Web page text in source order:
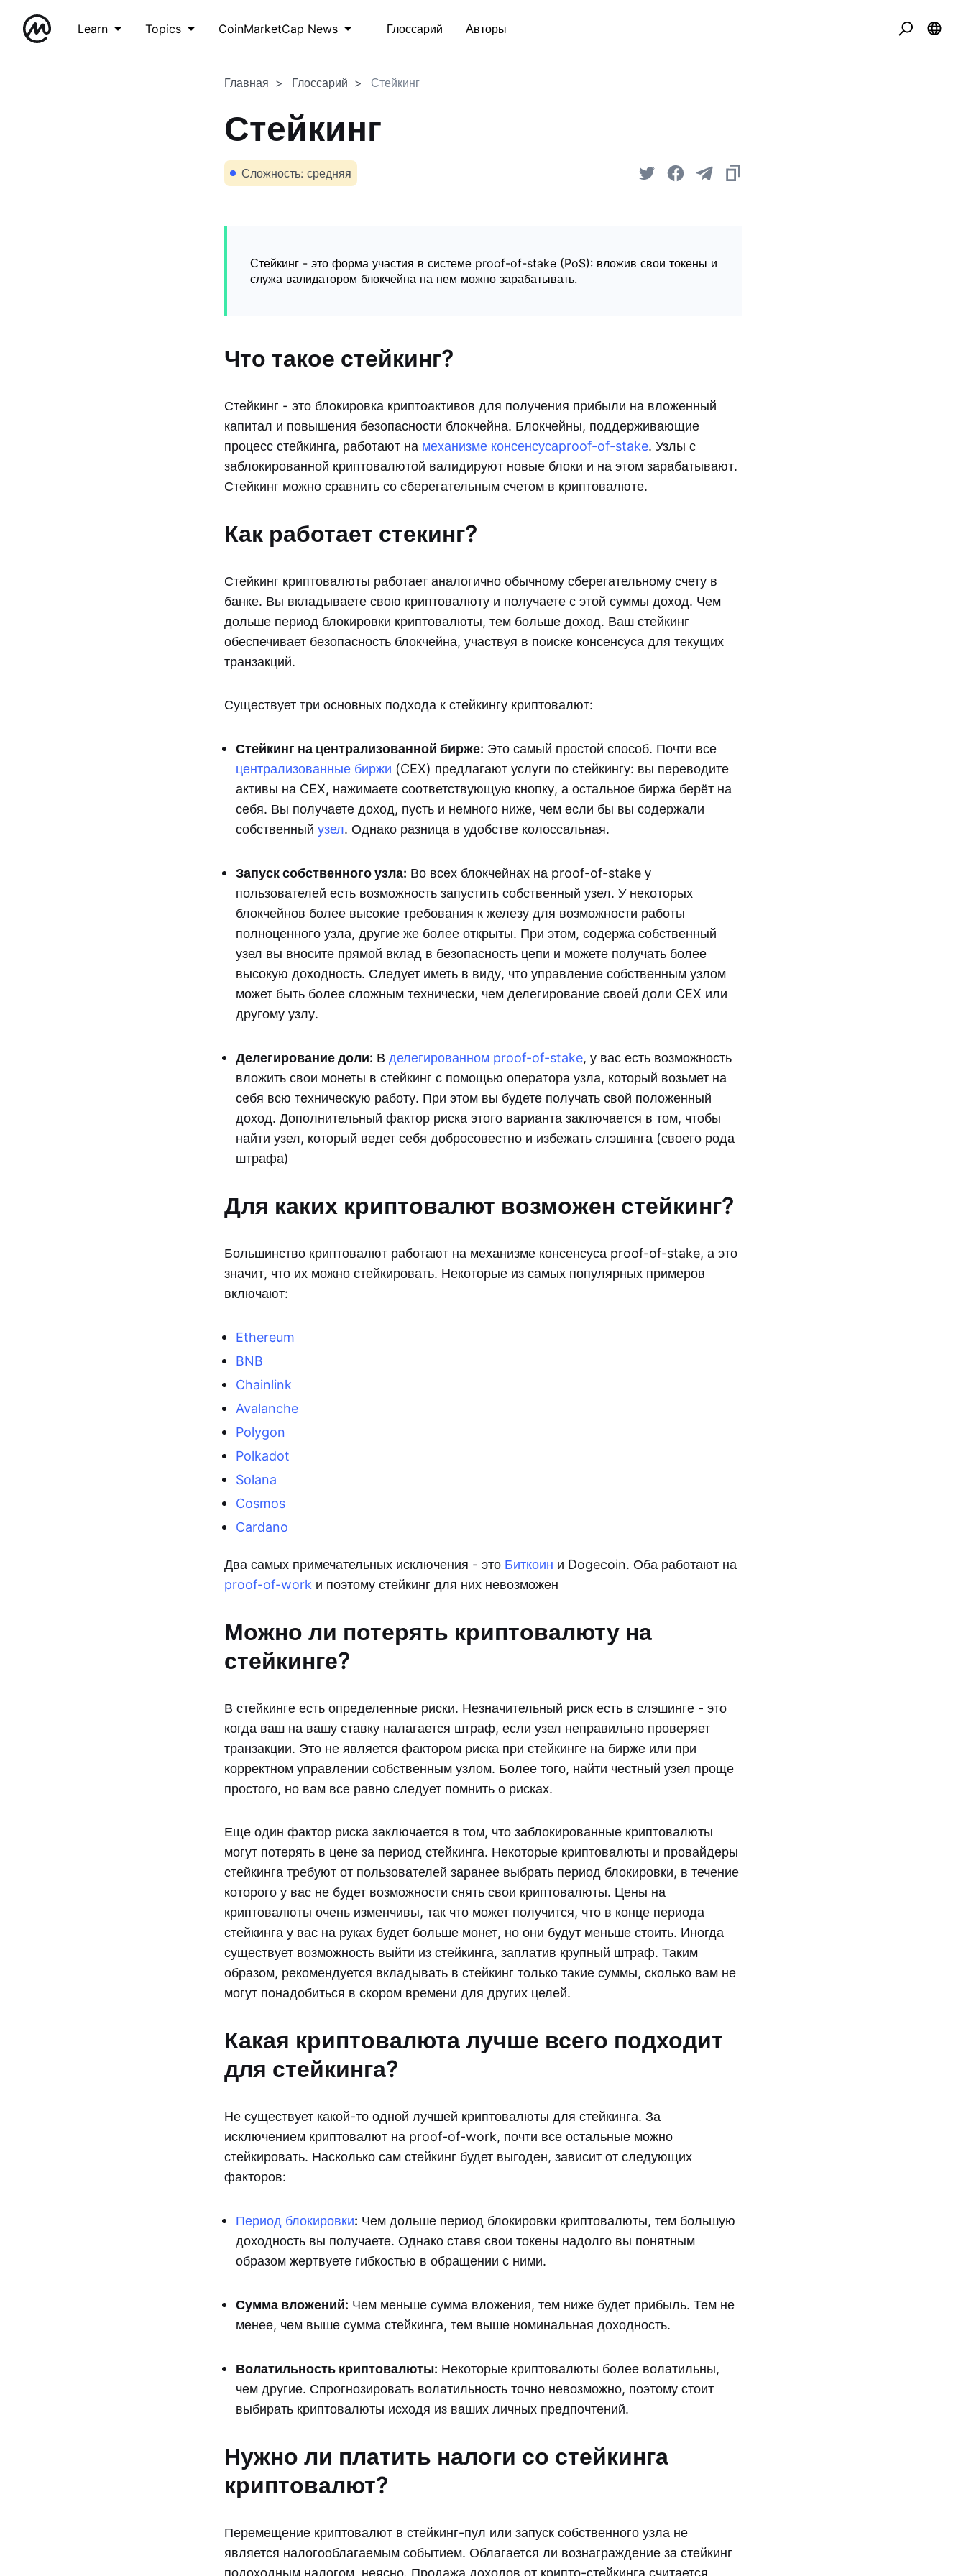
Learn Topics CoinMarketCap News Глоссарий Авторы
Главная Глоссарий Стейкинг
Стейкинг
Сложность: средняя
Стейкинг - это форма участия в системе proof-of-stake (PoS): вложив свои токены и
служа валидатором блокчейна на нем можно зарабатывать.
Что такое стейкинг?
Стейкинг - это блокировка криптоактивов для получения прибыли на вложенный
капитал и повышения безопасности блокчейна. Блокчейны, поддерживающие
процесс стейкинга, работают на механизме консенсусаproof-of-stake. Узлы с
заблокированной криптовалютой валидируют новые блоки и на этом зарабатывают.
Стейкинг можно сравнить со сберегательным счетом в криптовалюте.
Как работает стекинг?
Стейкинг криптовалюты работает аналогично обычному сберегательному счету в
банке. Вы вкладываете свою криптовалюту и получаете с этой суммы доход. Чем
дольше период блокировки криптовалюты, тем больше доход. Ваш стейкинг
обеспечивает безопасность блокчейна, участвуя в поиске консенсуса для текущих
транзакций.
Существует три основных подхода к стейкингу криптовалют:
Стейкинг на централизованной бирже: Это самый простой способ. Почти все
централизованные биржи (CEX) предлагают услуги по стейкингу: вы переводите
активы на CEX, нажимаете соответствующую кнопку, а остальное биржа берёт на
себя. Вы получаете доход, пусть и немного ниже, чем если бы вы содержали
собственный узел. Однако разница в удобстве колоссальная.
Запуск собственного узла: Во всех блокчейнах на proof-of-stake у
пользователей есть возможность запустить собственный узел. У некоторых
блокчейнов более высокие требования к железу для возможности работы
полноценного узла, другие же более открыты. При этом, содержа собственный
узел вы вносите прямой вклад в безопасность цепи и можете получать более
высокую доходность. Следует иметь в виду, что управление собственным узлом
может быть более сложным технически, чем делегирование своей доли CEX или
другому узлу.
Делегирование доли: В делегированном proof-of-stake, у вас есть возможность
вложить свои монеты в стейкинг с помощью оператора узла, который возьмет на
себя всю техническую работу. При этом вы будете получать свой положенный
доход. Дополнительный фактор риска этого варианта заключается в том, чтобы
найти узел, который ведет себя добросовестно и избежать слэшинга (своего рода
штрафа)
Для каких криптовалют возможен стейкинг?
Большинство криптовалют работают на механизме консенсуса proof-of-stake, а это
значит, что их можно стейкировать. Некоторые из самых популярных примеров
включают:
Ethereum
BNB
Chainlink
Avalanche
Polygon
Polkadot
Solana
Cosmos
Cardano
Два самых примечательных исключения - это Биткоин и Dogecoin. Оба работают на
proof-of-work и поэтому стейкинг для них невозможен
Можно ли потерять криптовалюту на
стейкинге?
В стейкинге есть определенные риски. Незначительный риск есть в слэшинге - это
когда ваш на вашу ставку налагается штраф, если узел неправильно проверяет
транзакции. Это не является фактором риска при стейкинге на бирже или при
корректном управлении собственным узлом. Более того, найти честный узел проще
простого, но вам все равно следует помнить о рисках.
Еще один фактор риска заключается в том, что заблокированные криптовалюты
могут потерять в цене за период стейкинга. Некоторые криптовалюты и провайдеры
стейкинга требуют от пользователей заранее выбрать период блокировки, в течение
которого у вас не будет возможности снять свои криптовалюты. Цены на
криптовалюты очень изменчивы, так что может получится, что в конце периода
стейкинга у вас на руках будет больше монет, но они будут меньше стоить. Иногда
существует возможность выйти из стейкинга, заплатив крупный штраф. Таким
образом, рекомендуется вкладывать в стейкинг только такие суммы, сколько вам не
могут понадобиться в скором времени для других целей.
Какая криптовалюта лучше всего подходит
для стейкинга?
Не существует какой-то одной лучшей криптовалюты для стейкинга. За
исключением криптовалют на proof-of-work, почти все остальные можно
стейкировать. Насколько сам стейкинг будет выгоден, зависит от следующих
факторов:
Период блокировки: Чем дольше период блокировки криптовалюты, тем большую
доходность вы получаете. Однако ставя свои токены надолго вы понятным
образом жертвуете гибкостью в обращении с ними.
Сумма вложений: Чем меньше сумма вложения, тем ниже будет прибыль. Тем не
менее, чем выше сумма стейкинга, тем выше номинальная доходность.
Волатильность криптовалюты: Некоторые криптовалюты более волатильны,
чем другие. Спрогнозировать волатильность точно невозможно, поэтому стоит
выбирать криптовалюты исходя из ваших личных предпочтений.
Нужно ли платить налоги со стейкинга
криптовалют?
Перемещение криптовалют в стейкинг-пул или запуск собственного узла не
является налогооблагаемым событием. Облагается ли вознаграждение за стейкинг
подоходным налогом, неясно. Продажа доходов от крипто-стейкинга считается